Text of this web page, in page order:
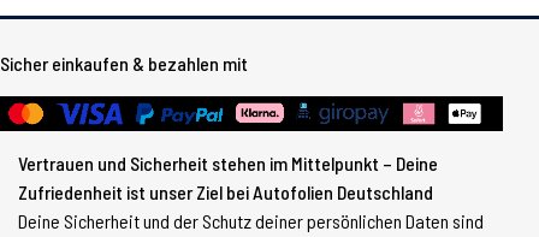
Sicher einkaufen & bezahlen mit
Vertrauen und Sicherheit stehen im Mittelpunkt – Deine
Zufriedenheit ist unser Ziel bei Autofolien Deutschland
Deine Sicherheit und der Schutz deiner persönlichen Daten sind